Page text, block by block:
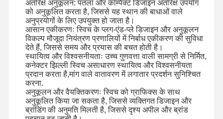
लचीला झिल्ली स्विच
पीसीबी झिल्ली स्विच
एफपीसी झिल्ली स्विच
बैकलाइट मेम्ब्रेन स्विच
कीपैड झिल्ली स्विच
अंतरिक्ष अनुकूलन: पतला और कॉम्पैक्ट डिजाइन अंतरिक्ष उपयोग
को अनुकूलित करता है, जिससे यह स्थान की बाधाओं वाले
अनुप्रयोगों के लिए उपयुक्त हो जाता है।
आसान एकीकरणः स्विच के प्लग-एंड-प्ले डिजाइन और अनुकूलन
विकल्प मौजूदा नियंत्रण प्रणालियों में निर्बाध एकीकरण की सुविधा
देते हैं, जिससे समय और प्रयास की बचत होती है।
स्थायित्व और विश्वसनीयताः उच्च गुणवत्ता वाली सामग्री से निर्मित,
कनेक्टर झिल्ली स्विच असाधारण स्थायित्व और विश्वसनीयता
प्रदान करता है,मांग वाले वातावरण में लगातार प्रदर्शन सुनिश्चित
करना.
अनुकूलन और वैयक्तिकरणः स्विच को ग्राफिक्स के साथ
अनुकूलित किया जा सकता है, जिससे व्यक्तिगत डिजाइन और
ब्रांडिंग की अनुमति मिलती है, जिससे दृश्य अपील और ब्रांड